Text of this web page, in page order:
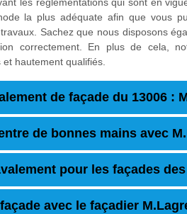
les réglementations qui sont en
la plus adéquate afin que vous
Sachez que nous disposons
correctement. En plus de cela,
hautement qualifiés.
de façade du 13006 :
de bonnes mains avec
pour les façades
avec le façadier